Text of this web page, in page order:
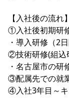
【入社後の流れ】
①入社後初期研
・導入研修（2日
②技術研修(組込
・名古屋市の研
③配属先での就
④入社3年目～